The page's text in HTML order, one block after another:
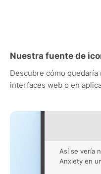
Nuestra fuente de
Descubre cómo
interfaces web o en
Así se vería
Anxiety en